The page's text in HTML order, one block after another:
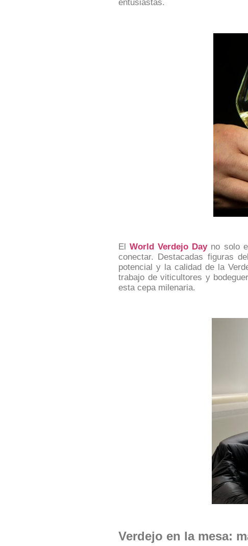
entusiastas.
ElWorld Verdejo Day no solo
conectar. Destacadas figuras
potencial y la calidad de la
trabajo de viticultores y
esta cepa milenaria.
Verdejo en la mesa: